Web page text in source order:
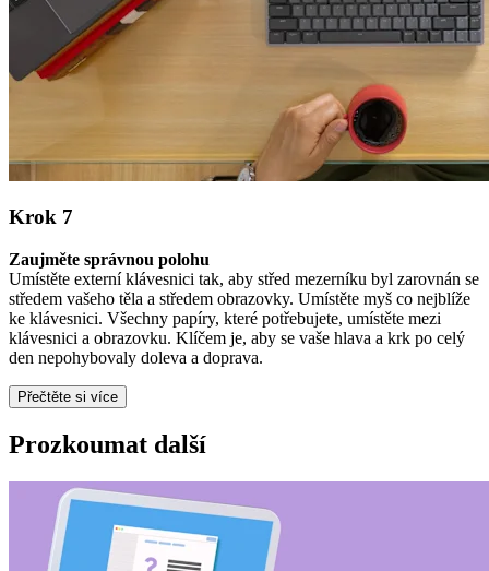
Krok 7
Zaujměte správnou polohu
Umístěte externí klávesnici tak, aby střed mezerníku byl zarovnán se
středem vašeho těla a středem obrazovky. Umístěte myš co nejblíže
ke klávesnici. Všechny papíry, které potřebujete, umístěte mezi
klávesnici a obrazovku. Klíčem je, aby se vaše hlava a krk po celý
den nepohybovaly doleva a doprava.
Přečtěte si více
Prozkoumat další